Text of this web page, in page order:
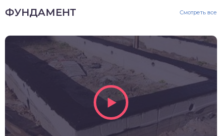
ФУНДАМЕНТ Смотреть все